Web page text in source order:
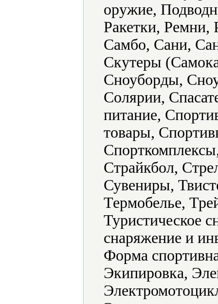
оружие,
Ракетки, Ремни,
Самбо, Сани,
Скутеры
Сноуборды,
Солярии,
питание,
товары,
Страйкбол,
Сувениры,
Термобелье,
Туристическое
снаряжение и
Форма
Экипировка,